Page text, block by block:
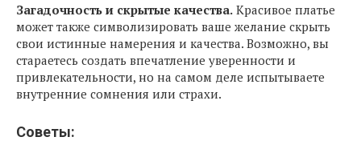
Загадочность и скрытые качества. Красивое платье
может также символизировать ваше желание скрыть
свои истинные намерения и качества. Возможно, вы
стараетесь создать впечатление уверенности и
привлекательности, но на самом деле испытываете
внутренние сомнения или страхи.
Советы: